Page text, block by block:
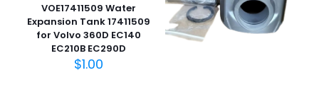
VOE17411509 Water
Expansion Tank 17411509
for Volvo 360D EC140
EC210B EC290D
$1.00